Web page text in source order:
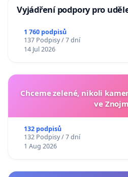
Vyjádření podpory pro
1 760 podpisů
137 Podpisy / 7 dní
14 Jul 2026
Chceme zelené, nikoli
ve
132 podpisů
132 Podpisy / 7 dní
1 Aug 2026